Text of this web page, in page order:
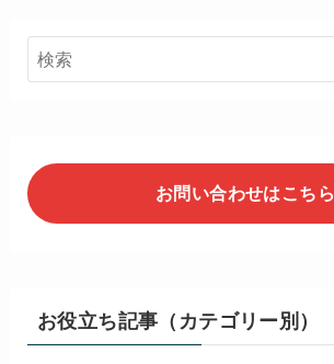
お問い合わせはこちら
お役立ち記事（カテゴリー別）